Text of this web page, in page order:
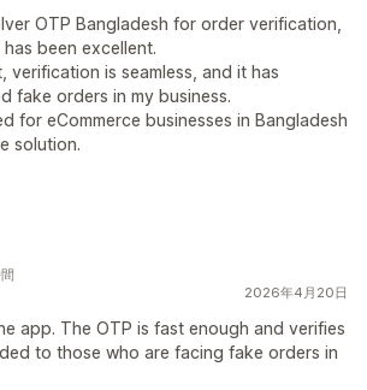
OTP Bangladesh for order verification,
been excellent.
verification is seamless, and it has
fake orders in my business.
for eCommerce businesses in Bangladesh
solution.
2026年4月20日
app. The OTP is fast enough and verifies
to those who are facing fake orders in